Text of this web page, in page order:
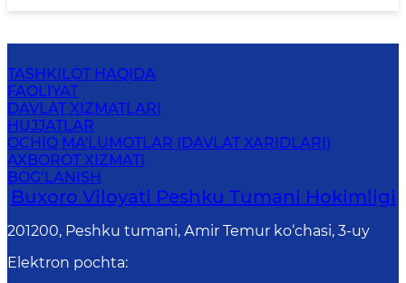
TASHKILOT HAQIDA
FAOLIYAT
DAVLAT XIZMATLARI
HUJJATLAR
OCHIQ MA'LUMOTLAR (DAVLAT XARIDLARI)
AXBOROT XIZMATI
BOG‘LANISH
Buxoro Viloyati Peshku Tumani Hokimligi
201200, Peshku tumani, Аmir Temur ko‘chasi, 3-uy
Elektron pochta: